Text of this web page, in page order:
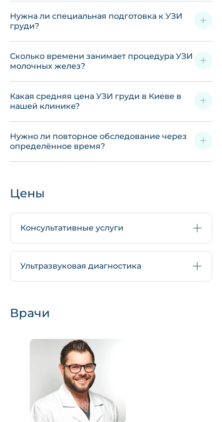
Нужна ли специальная подготовка к УЗИ
груди?
Сколько времени занимает процедура УЗИ
молочных желез?
Какая средняя цена УЗИ груди в Киеве в
нашей клинике?
Нужно ли повторное обследование через
определённое время?
Цены
Консультативные услуги
Ультразвуковая диагностика
Врачи